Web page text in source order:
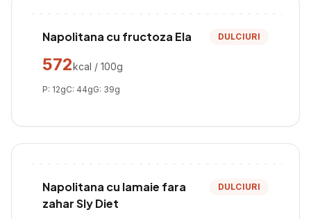
Napolitana cu fructoza Ela DULCIURI
572kcal / 100g
P: 12gC: 44gG: 39g
Napolitana cu lamaie fara
zahar Sly Diet
DULCIURI